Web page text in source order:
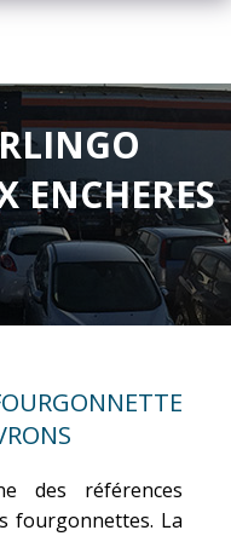
ENCHERES
des références
fourgonnettes. La